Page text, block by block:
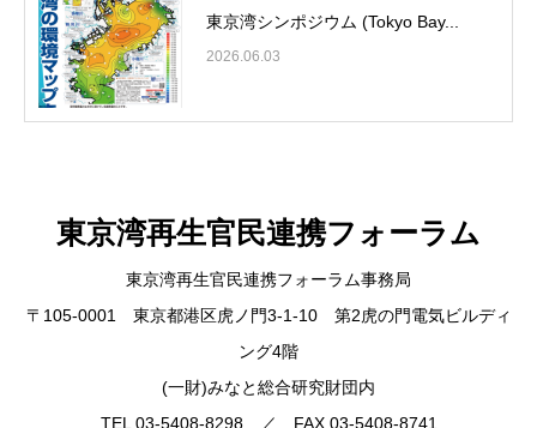
東京湾シンポジウム (Tokyo Bay...
2026.06.03
東京湾再生官民連携フォーラム
東京湾再生官民連携フォーラム事務局
〒105-0001 東京都港区虎ノ門3-1-10 第2虎の門電気ビルディ
ング4階
(一財)みなと総合研究財団内
TEL 03-5408-8298 ／ FAX 03-5408-8741